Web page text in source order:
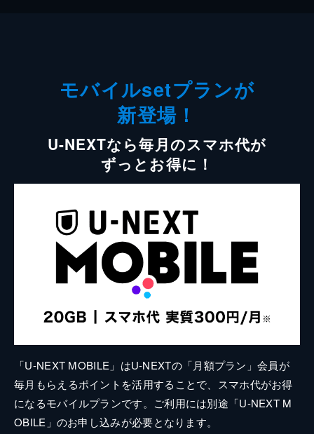
モバイルsetプランが
新登場！
U-NEXTなら毎月のスマホ代が
ずっとお得に！
「U-NEXT MOBILE」はU-NEXTの「月額プラン」会員が
毎月もらえるポイントを活用することで、スマホ代がお得
になるモバイルプランです。ご利用には別途「U-NEXT M
OBILE」のお申し込みが必要となります。